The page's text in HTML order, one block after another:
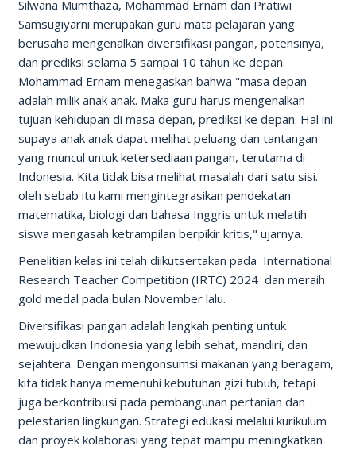
Silwana Mumthaza, Mohammad Ernam dan Pratiwi
Samsugiyarni merupakan guru mata pelajaran yang
berusaha mengenalkan diversifikasi pangan, potensinya,
dan prediksi selama 5 sampai 10 tahun ke depan.
Mohammad Ernam menegaskan bahwa "masa depan
adalah milik anak anak. Maka guru harus mengenalkan
tujuan kehidupan di masa depan, prediksi ke depan. Hal ini
supaya anak anak dapat melihat peluang dan tantangan
yang muncul untuk ketersediaan pangan, terutama di
Indonesia. Kita tidak bisa melihat masalah dari satu sisi.
oleh sebab itu kami mengintegrasikan pendekatan
matematika, biologi dan bahasa Inggris untuk melatih
siswa mengasah ketrampilan berpikir kritis," ujarnya.
Penelitian kelas ini telah diikutsertakan pada International
Research Teacher Competition (IRTC) 2024 dan meraih
gold medal pada bulan November lalu.
Diversifikasi pangan adalah langkah penting untuk
mewujudkan Indonesia yang lebih sehat, mandiri, dan
sejahtera. Dengan mengonsumsi makanan yang beragam,
kita tidak hanya memenuhi kebutuhan gizi tubuh, tetapi
juga berkontribusi pada pembangunan pertanian dan
pelestarian lingkungan. Strategi edukasi melalui kurikulum
dan proyek kolaborasi yang tepat mampu meningkatkan